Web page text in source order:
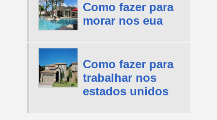
Como fazer para
morar nos eua
Como fazer para
trabalhar nos
estados unidos